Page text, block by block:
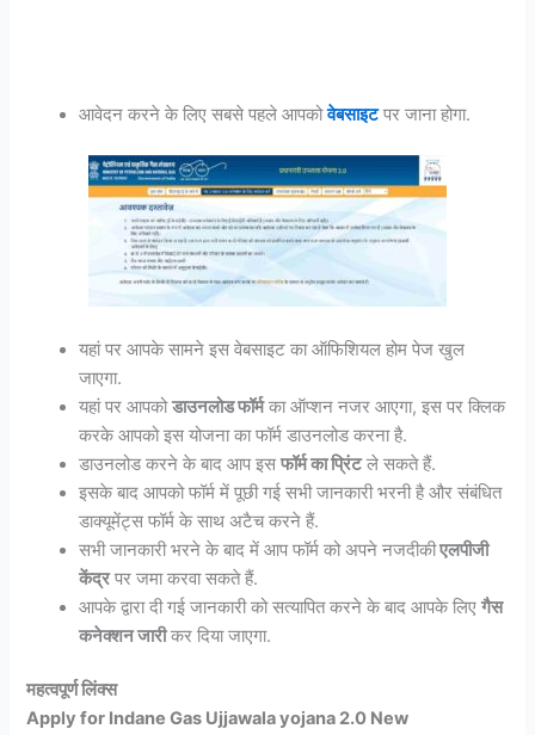
आवेदन करने के लिए सबसे पहले आपकोवेबसाइटपर जाना होगा.
यहां पर आपके सामने इस वेबसाइट का ऑफिशियल होम पेज खुल
जाएगा.
यहां पर आपकोडाउनलोड फॉर्मका ऑप्शन नजर आएगा, इस पर क्लिक
करके आपको इस योजना का फॉर्म डाउनलोड करना है.
डाउनलोड करने के बाद आप इसफॉर्म का प्रिंटले सकते हैं.
इसके बाद आपको फॉर्म में पूछी गई सभी जानकारी भरनी है और संबंधित
डाक्यूमेंट्स फॉर्म के साथ अटैच करने हैं.
सभी जानकारी भरने के बाद में आप फॉर्म को अपने नजदीकीएलपीजी
केंद्रपर जमा करवा सकते हैं.
आपके द्वारा दी गई जानकारी को सत्यापित करने के बाद आपके लिएगैस
कनेक्शन जारीकर दिया जाएगा.
महत्वपूर्ण लिंक्स
Apply for Indane Gas Ujjawala yojana 2.0 New